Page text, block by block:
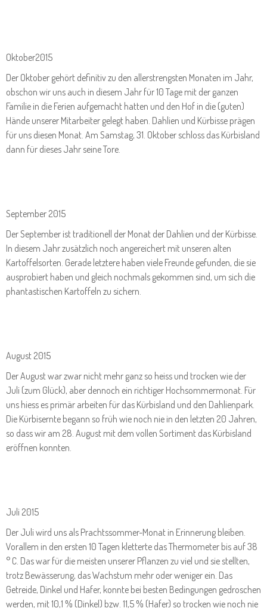
Oktober2015
Der Oktober gehört definitiv zu den allerstrengsten Monaten im Jahr,
obschon wir uns auch in diesem Jahr für 10 Tage mit der ganzen
Familie in die Ferien aufgemacht hatten und den Hof in die (guten)
Hände unserer Mitarbeiter gelegt haben. Dahlien und Kürbisse prägen
für uns diesen Monat. Am Samstag, 31. Oktober schloss das Kürbisland
dann für dieses Jahr seine Tore.
September 2015
Der September ist traditionell der Monat der Dahlien und der Kürbisse.
In diesem Jahr zusätzlich noch angereichert mit unseren alten
Kartoffelsorten. Gerade letztere haben viele Freunde gefunden, die sie
ausprobiert haben und gleich nochmals gekommen sind, um sich die
phantastischen Kartoffeln zu sichern.
August 2015
Der August war zwar nicht mehr ganz so heiss und trocken wie der
Juli (zum Glück), aber dennoch ein richtiger Hochsommermonat. Für
uns hiess es primär arbeiten für das Kürbisland und den Dahlienpark.
Die Kürbisernte begann so früh wie noch nie in den letzten 20 Jahren,
so dass wir am 28. August mit dem vollen Sortiment das Kürbisland
eröffnen konnten.
Juli 2015
Der Juli wird uns als Prachtssommer-Monat in Erinnerung bleiben.
Vorallem in den ersten 10 Tagen kletterte das Thermometer bis auf 38
° C. Das war für die meisten unserer Pflanzen zu viel und sie stellten,
trotz Bewässerung, das Wachstum mehr oder weniger ein. Das
Getreide, Dinkel und Hafer, konnte bei besten Bedingungen gedroschen
werden, mit 10,1 % (Dinkel) bzw. 11,5 % (Hafer) so trocken wie noch nie